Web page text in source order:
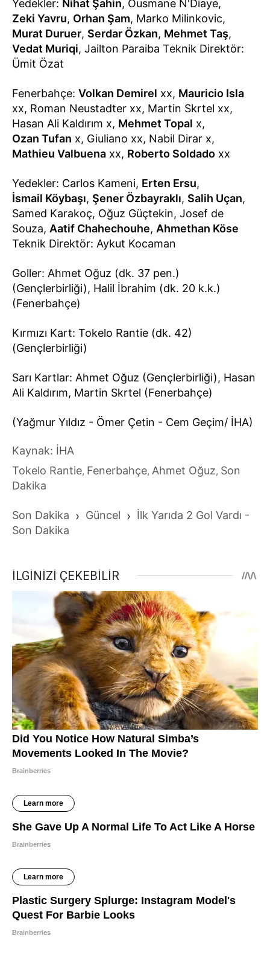
Yedekler: Nihat Şahin, Ousmane N'Diaye,
Zeki Yavru, Orhan Şam, Marko Milinkovic,
Murat Duruer, Serdar Özkan, Mehmet Taş,
Vedat Muriqi, Jailton Paraiba Teknik Direktör:
Ümit Özat
Fenerbahçe: Volkan Demirel xx, Mauricio Isla
xx, Roman Neustadter xx, Martin Skrtel xx,
Hasan Ali Kaldırım x, Mehmet Topal x,
Ozan Tufan x, Giuliano xx, Nabil Dirar x,
Mathieu Valbuena xx, Roberto Soldado xx
Yedekler: Carlos Kameni, Erten Ersu,
İsmail Köybaşı, Şener Özbayraklı, Salih Uçan,
Samed Karakoç, Oğuz Güçtekin, Josef de
Souza, Aatif Chahechouhe, Ahmethan Köse
Teknik Direktör: Aykut Kocaman
Goller: Ahmet Oğuz (dk. 37 pen.)
(Gençlerbirliği), Halil İbrahim (dk. 20 k.k.)
(Fenerbahçe)
Kırmızı Kart: Tokelo Rantie (dk. 42)
(Gençlerbirliği)
Sarı Kartlar: Ahmet Oğuz (Gençlerbirliği), Hasan
Ali Kaldırım, Martin Skrtel (Fenerbahçe)
(Yağmur Yıldız - Ömer Çetin - Cem Geçim/ İHA)
Kaynak: İHA
Tokelo Rantie, Fenerbahçe, Ahmet Oğuz, Son
Dakika
Son Dakika › Güncel › İlk Yarıda 2 Gol Vardı -
Son Dakika